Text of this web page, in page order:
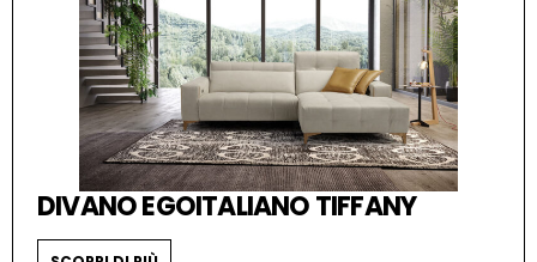
DIVANO EGOITALIANO TIFFANY